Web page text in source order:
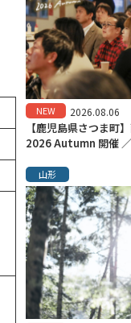
NEW 2026.08.06
【鹿児島県さつま町
2026 Autumn 開催
山形